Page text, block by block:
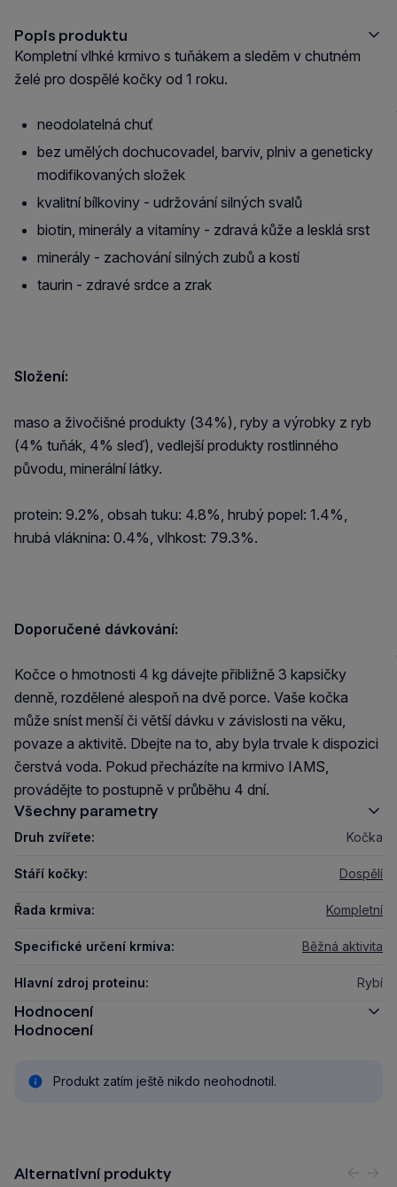
Popis produktu
Kompletní vlhké krmivo s tuňákem a sleděm v chutném
želé pro dospělé kočky od 1 roku.
neodolatelná chuť
bez umělých dochucovadel, barviv, plniv a geneticky
modifikovaných složek
kvalitní bílkoviny - udržování silných svalů
biotin, minerály a vitamíny - zdravá kůže a lesklá srst
minerály - zachování silných zubů a kostí
taurin - zdravé srdce a zrak
Složení:
maso a živočišné produkty (34%), ryby a výrobky z ryb
(4% tuňák, 4% sleď), vedlejší produkty rostlinného
původu, minerální látky.
protein: 9.2%, obsah tuku: 4.8%, hrubý popel: 1.4%,
hrubá vláknina: 0.4%, vlhkost: 79.3%.
Doporučené dávkování:
Kočce o hmotnosti 4 kg dávejte přibližně 3 kapsičky
denně, rozdělené alespoň na dvě porce. Vaše kočka
může sníst menší či větší dávku v závislosti na věku,
povaze a aktivitě. Dbejte na to, aby byla trvale k dispozici
čerstvá voda. Pokud přecházíte na krmivo IAMS,
provádějte to postupně v průběhu 4 dní.
Všechny parametry
Druh zvířete: Kočka
Stáří kočky: Dospělí
Řada krmiva: Kompletní
Specifické určení krmiva: Běžná aktivita
Hlavní zdroj proteinu: Rybí
Hodnocení
Hodnocení
Produkt zatím ještě nikdo neohodnotil.
Alternativní produkty